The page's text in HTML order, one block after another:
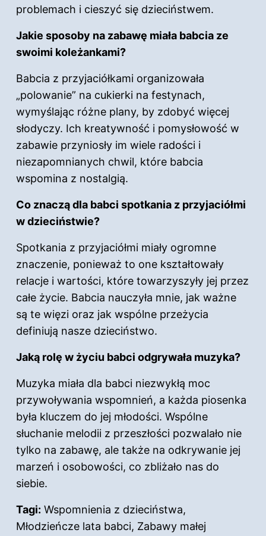
problemach i cieszyć się dzieciństwem.
Jakie sposoby na zabawę miała babcia ze
swoimi koleżankami?
Babcia z przyjaciółkami organizowała
„polowanie” na cukierki na festynach,
wymyślając różne plany, by zdobyć więcej
słodyczy. Ich kreatywność i pomysłowość w
zabawie przyniosły im wiele radości i
niezapomnianych chwil, które babcia
wspomina z nostalgią.
Co znaczą dla babci spotkania z przyjaciółmi
w dzieciństwie?
Spotkania z przyjaciółmi miały ogromne
znaczenie, ponieważ to one kształtowały
relacje i wartości, które towarzyszyły jej przez
całe życie. Babcia nauczyła mnie, jak ważne
są te więzi oraz jak wspólne przeżycia
definiują nasze dzieciństwo.
Jaką rolę w życiu babci odgrywała muzyka?
Muzyka miała dla babci niezwykłą moc
przywoływania wspomnień, a każda piosenka
była kluczem do jej młodości. Wspólne
słuchanie melodii z przeszłości pozwalało nie
tylko na zabawę, ale także na odkrywanie jej
marzeń i osobowości, co zbliżało nas do
siebie.
Tagi: Wspomnienia z dzieciństwa,
Młodzieńcze lata babci, Zabawy małej